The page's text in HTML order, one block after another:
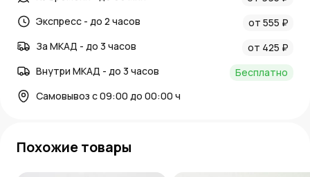
Экспресс - до 2 часов
от 555 ₽
За МКАД - до 3 часов
от 425 ₽
Внутри МКАД - до 3 часов
Бесплатно
Самовывоз с 09:00 до 00:00 ч
Похожие товары